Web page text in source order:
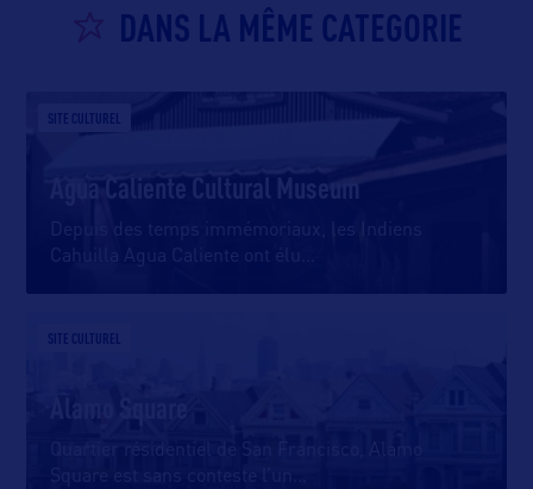
DANS LA MÊME CATEGORIE
SITE CULTUREL
Agua Caliente Cultural Museum
Depuis des temps immémoriaux, les Indiens
Cahuilla Agua Caliente ont élu
SITE CULTUREL
Square est sans conteste l’un